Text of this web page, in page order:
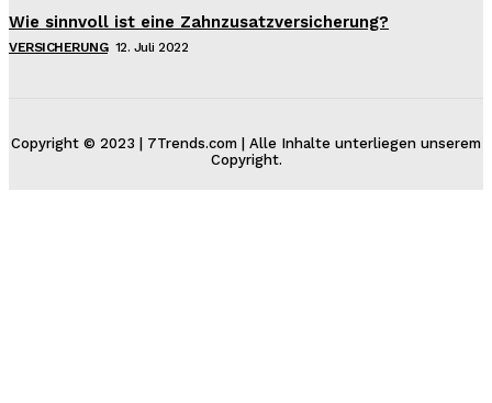
Wie sinnvoll ist eine Zahnzusatzversicherung?
VERSICHERUNG 12. Juli 2022
Copyright © 2023 | 7Trends.com | Alle Inhalte unterliegen unserem
Copyright.